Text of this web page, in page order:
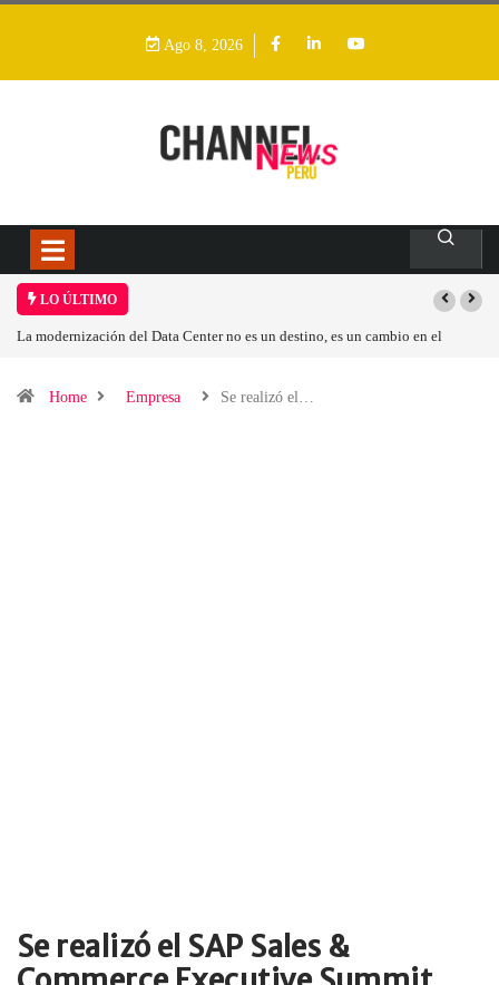
Ago 8, 2026
LO ÚLTIMO
es un destino, es un cambio en el Los ingresos por semiconductores
Home Empresa Se realizó el…
Se realizó el SAP Sales &